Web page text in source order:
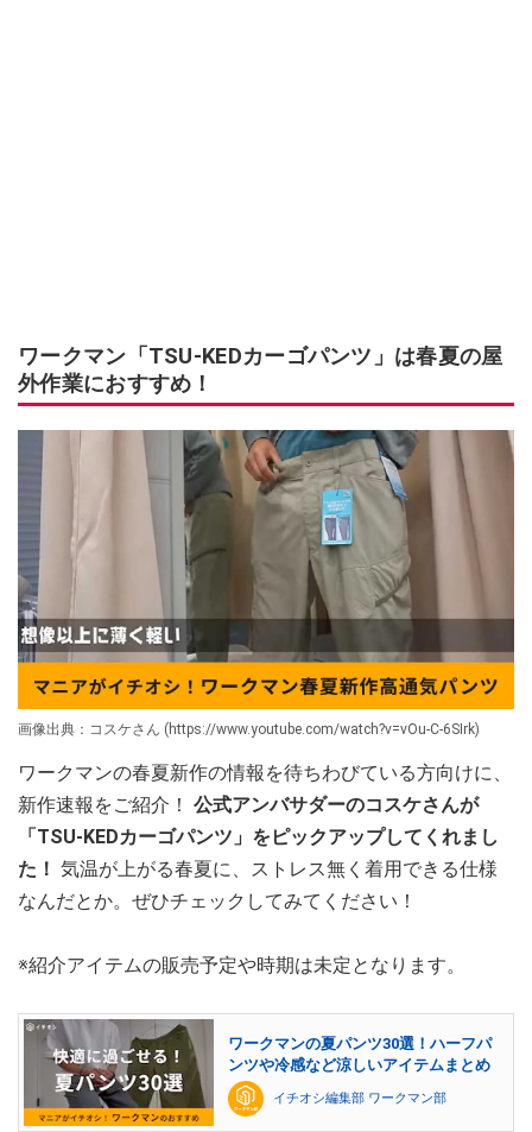
ワークマン「TSU-KEDカーゴパンツ」は春夏の屋
外作業におすすめ！
画像出典：コスケさん (https://www.youtube.com/watch?v=vOu-C-6SIrk)
ワークマンの春夏新作の情報を待ちわびている方向けに、
新作速報をご紹介！ 公式アンバサダーのコスケさんが
「TSU-KEDカーゴパンツ」をピックアップしてくれまし
た！ 気温が上がる春夏に、ストレス無く着用できる仕様
なんだとか。ぜひチェックしてみてください！
※紹介アイテムの販売予定や時期は未定となります。
ワークマンの夏パンツ30選！ハーフパ
ンツや冷感など涼しいアイテムまとめ
イチオシ編集部 ワークマン部